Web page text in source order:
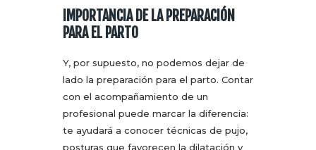
IMPORTANCIA DE LA PREPARACIÓN
PARA EL PARTO
Y, por supuesto, no podemos dejar de
lado la preparación para el parto. Contar
con el acompañamiento de un
profesional puede marcar la diferencia:
te ayudará a conocer técnicas de pujo,
posturas que favorecen la dilatación y